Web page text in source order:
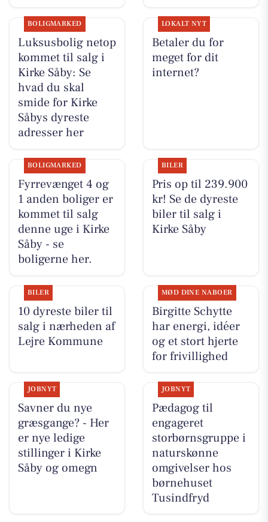
BOLIGMARKED
Luksusbolig netop
kommet til salg i
Kirke Såby: Se
hvad du skal
smide for Kirke
Såbys dyreste
adresser her
LOKALT NYT
Betaler du for
meget for dit
internet?
BOLIGMARKED
Fyrrevænget 4 og
1 anden boliger er
kommet til salg
denne uge i Kirke
Såby - se
boligerne her.
BILER
Pris op til 239.900
kr! Se de dyreste
biler til salg i
Kirke Såby
BILER
10 dyreste biler til
salg i nærheden af
Lejre Kommune
MØD DINE NABOER
Birgitte Schytte
har energi, idéer
og et stort hjerte
for frivillighed
JOBNYT
Savner du nye
græsgange? - Her
er nye ledige
stillinger i Kirke
Såby og omegn
JOBNYT
Pædagog til
engageret
storbørnsgruppe i
naturskønne
omgivelser hos
børnehuset
Tusindfryd